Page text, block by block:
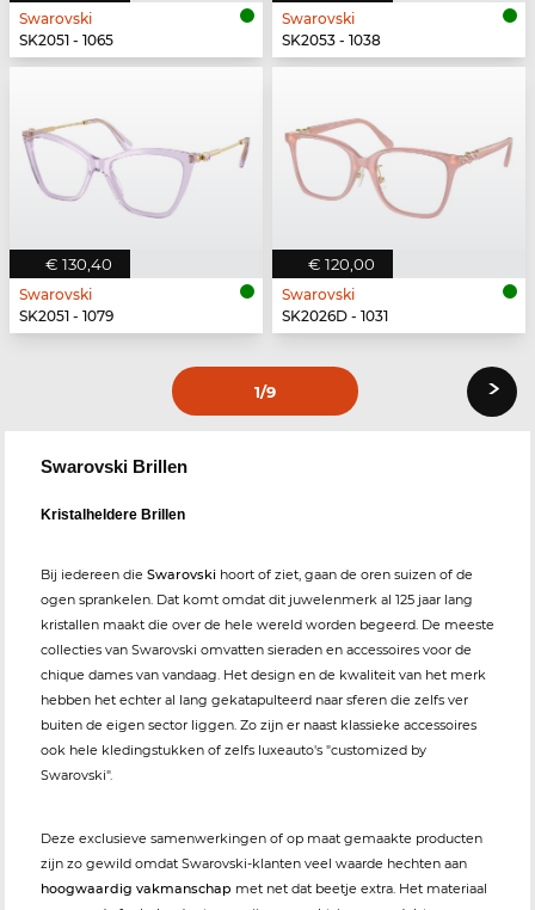
Swarovski
SK2051 - 1065
Swarovski
SK2053 - 1038
€ 130,40
Swarovski
SK2051 - 1079
€ 120,00
Swarovski
SK2026D - 1031
1/9 ›
Swarovski Brillen
Kristalheldere Brillen
Bij iedereen die Swarovski hoort of ziet, gaan de oren suizen of de
ogen sprankelen. Dat komt omdat dit juwelenmerk al 125 jaar lang
kristallen maakt die over de hele wereld worden begeerd. De meeste
collecties van Swarovski omvatten sieraden en accessoires voor de
chique dames van vandaag. Het design en de kwaliteit van het merk
hebben het echter al lang gekatapulteerd naar sferen die zelfs ver
buiten de eigen sector liggen. Zo zijn er naast klassieke accessoires
ook hele kledingstukken of zelfs luxeauto's "customized by
Swarovski".
Deze exclusieve samenwerkingen of op maat gemaakte producten
zijn zo gewild omdat Swarovski-klanten veel waarde hechten aan
hoogwaardig vakmanschap met net dat beetje extra. Het materiaal